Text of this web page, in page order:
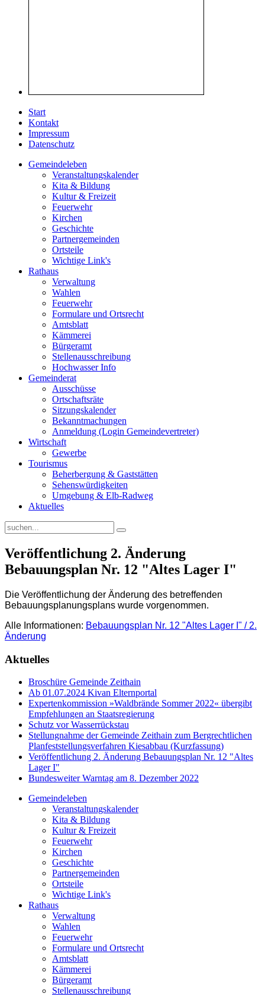
Start
Kontakt
Impressum
Datenschutz
Gemeindeleben
Veranstaltungskalender
Kita & Bildung
Kultur & Freizeit
Feuerwehr
Kirchen
Geschichte
Partnergemeinden
Ortsteile
Wichtige Link's
Rathaus
Verwaltung
Wahlen
Feuerwehr
Formulare und Ortsrecht
Amtsblatt
Kämmerei
Bürgeramt
Stellenausschreibung
Hochwasser Info
Gemeinderat
Ausschüsse
Ortschaftsräte
Sitzungskalender
Bekanntmachungen
Anmeldung (Login Gemeindevertreter)
Wirtschaft
Gewerbe
Tourismus
Beherbergung & Gaststätten
Sehenswürdigkeiten
Umgebung & Elb-Radweg
Aktuelles
Veröffentlichung 2. Änderung
Bebauungsplan Nr. 12 "Altes Lager I"
Die Veröffentlichung der Änderung des betreffenden
Bebauungsplanungsplans wurde vorgenommen.
Alle Informationen: Bebauungsplan Nr. 12 "Altes Lager I" / 2.
Änderung
Aktuelles
Broschüre Gemeinde Zeithain
Ab 01.07.2024 Kivan Elternportal
Expertenkommission »Waldbrände Sommer 2022« übergibt
Empfehlungen an Staatsregierung
Schutz vor Wasserrückstau
Stellungnahme der Gemeinde Zeithain zum Bergrechtlichen
Planfeststellungsverfahren Kiesabbau (Kurzfassung)
Veröffentlichung 2. Änderung Bebauungsplan Nr. 12 "Altes
Lager I"
Bundesweiter Warntag am 8. Dezember 2022
Gemeindeleben
Veranstaltungskalender
Kita & Bildung
Kultur & Freizeit
Feuerwehr
Kirchen
Geschichte
Partnergemeinden
Ortsteile
Wichtige Link's
Rathaus
Verwaltung
Wahlen
Feuerwehr
Formulare und Ortsrecht
Amtsblatt
Kämmerei
Bürgeramt
Stellenausschreibung